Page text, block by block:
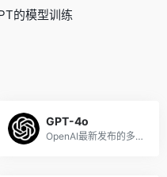
的模型训练
GPT-4o
OpenAI最新发布的多模态AI大...